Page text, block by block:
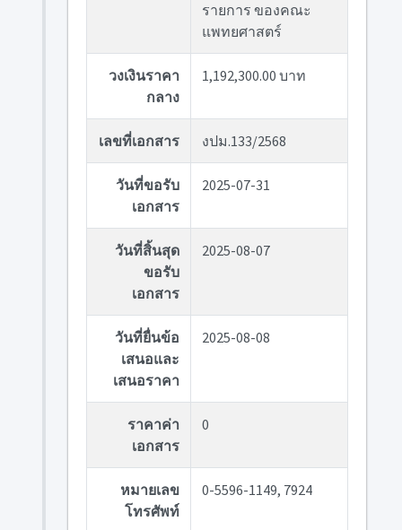
รายการ ของคณะ
แพทยศาสตร์
วงเงินราคา
กลาง
1,192,300.00 บาท
เลขที่เอกสาร งปม.133/2568
วันที่ขอรับ
เอกสาร
2025-07-31
วันที่สิ้นสุด
ขอรับ
เอกสาร
2025-08-07
วันที่ยื่นข้อ
เสนอและ
เสนอราคา
2025-08-08
ราคาค่า
เอกสาร
0
หมายเลข
โทรศัพท์
0-5596-1149, 7924